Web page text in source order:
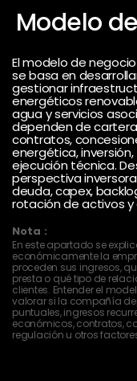
Modelo
El modelo de negocio
se basa en
gestionar
energéticos
agua y servicios
dependen de
contratos,
energética,
ejecución técnica.
perspectiva
deuda, capex,
rotación de activos
Nota :
En este apartado se
económicamente la
proceden sus ingresos,
presta o qué tipo de
clientes. Entender el
valorar si la compañía
puntuales, ingresos
económicos, contratos,
regulación u otros